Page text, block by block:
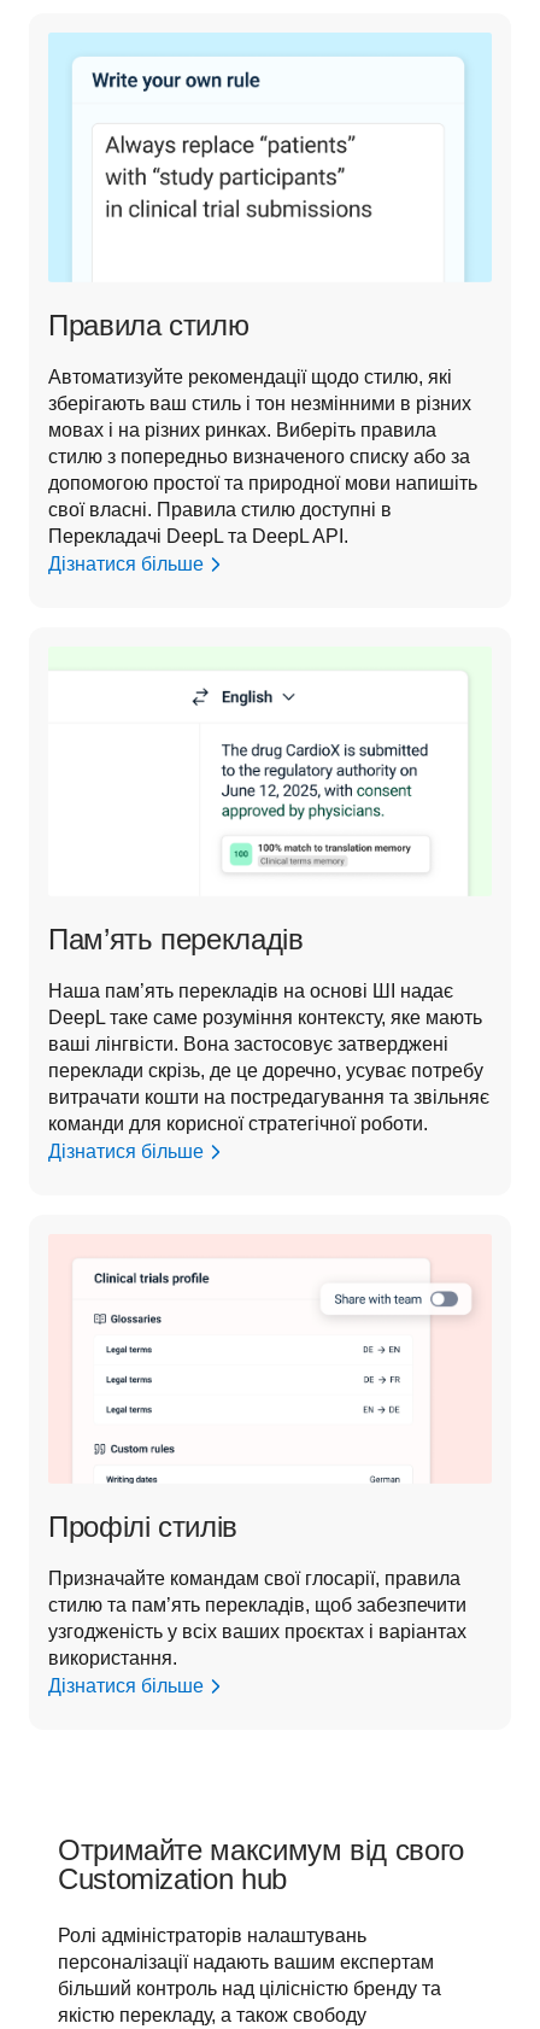
Правила стилю
Автоматизуйте рекомендації щодо стилю, які
зберігають ваш стиль і тон незмінними в різних
мовах і на різних ринках. Виберіть правила
стилю з попередньо визначеного списку або за
допомогою простої та природної мови напишіть
свої власні. Правила стилю доступні в
Перекладачі DeepL та DeepL API.
Дізнатися більше
Пам’ять перекладів
Наша пам’ять перекладів на основі ШІ надає
DeepL таке саме розуміння контексту, яке мають
ваші лінгвісти. Вона застосовує затверджені
переклади скрізь, де це доречно, усуває потребу
витрачати кошти на постредагування та звільняє
команди для корисної стратегічної роботи.
Дізнатися більше
Профілі стилів
Призначайте командам свої глосарії, правила
стилю та пам’ять перекладів, щоб забезпечити
узгодженість у всіх ваших проєктах і варіантах
використання.
Дізнатися більше
Отримайте максимум від свого
Customization hub
Ролі адміністраторів налаштувань
персоналізації надають вашим експертам
більший контроль над цілісністю бренду та
якістю перекладу, а також свободу